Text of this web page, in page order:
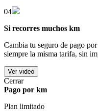
04
Si recorres muchos km
Cambia tu seguro de pago
siempre la misma tarifa, sin
Ver video
Cerrar
Pago por km
Plan limitado